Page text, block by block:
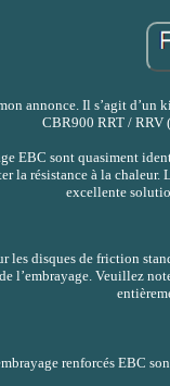
annonce. Il s’agit d’un
CBR900 RRT / RRV
EBC sont quasiment
la résistance à la
excellente
les disques de friction
l’embrayage. Veuillez
renforcés EBC